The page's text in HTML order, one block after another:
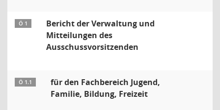
Ö 1
Bericht der Verwaltung und
Mitteilungen des
Ausschussvorsitzenden
Ö 1.1
für den Fachbereich Jugend,
Familie, Bildung, Freizeit